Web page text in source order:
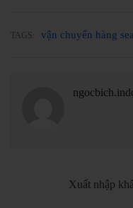
TAGS: vận chuyển hàng
Xuất nhập